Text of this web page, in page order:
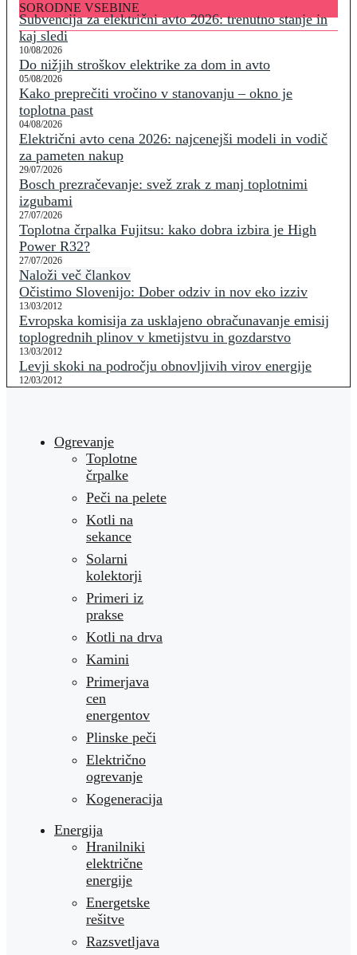
SORODNE VSEBINE
Subvencija za električni avto 2026: trenutno stanje in
kaj sledi
10/08/2026
Do nižjih stroškov elektrike za dom in avto
05/08/2026
Kako preprečiti vročino v stanovanju – okno je
toplotna past
04/08/2026
Električni avto cena 2026: najcenejši modeli in vodič
za pameten nakup
29/07/2026
Bosch prezračevanje: svež zrak z manj toplotnimi
izgubami
27/07/2026
Toplotna črpalka Fujitsu: kako dobra izbira je High
Power R32?
27/07/2026
Naloži več člankov
Očistimo Slovenijo: Dober odziv in nov eko izziv
13/03/2012
Evropska komisija za usklajeno obračunavanje emisij
toplogrednih plinov v kmetijstvu in gozdarstvo
13/03/2012
Levji skoki na področju obnovljivih virov energije
12/03/2012
Ogrevanje
Toplotne
črpalke
Peči na pelete
Kotli na
sekance
Solarni
kolektorji
Primeri iz
prakse
Kotli na drva
Kamini
Primerjava
cen
energentov
Plinske peči
Električno
ogrevanje
Kogeneracija
Energija
Hranilniki
električne
energije
Energetske
rešitve
Razsvetljava